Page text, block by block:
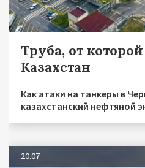
Труба, от
Казахстан
Как атаки на танкеры в
казахстанский нефтяной
20.07